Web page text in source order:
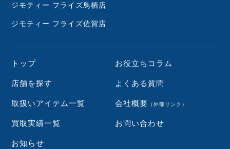
ジモティー フライズ鳥栖店
ジモティー フライズ佐賀店
トップ
店舗を探す
取扱いアイテム一覧
買取実績一覧
お知らせ
お役立ちコラム
よくある質問
会社概要 （外部リンク）
お問い合わせ